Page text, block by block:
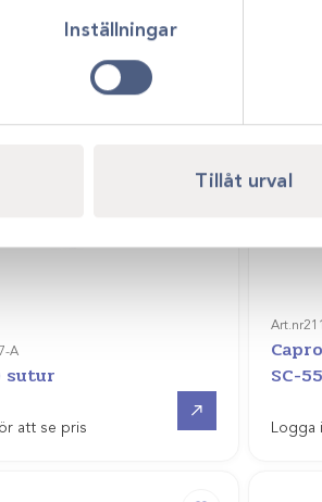
Inställningar
Tillåt urval
att se pris
A
sutur
att se pris
Art.nr
SC-
Logga